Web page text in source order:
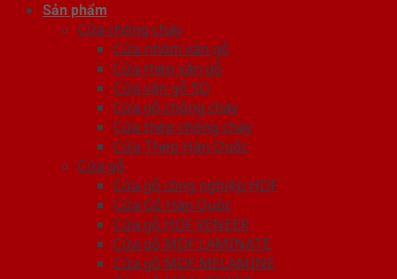
Sản phẩm
Cửa chống cháy
Cửa nhôm vân gỗ
Cửa thép vân gỗ
Cửa vân gỗ 5D
Cửa gỗ chống cháy
Cửa thép chống cháy
Cửa Thép Hàn Quốc
Cửa gỗ
Cửa gỗ công nghiệp HDF
Cửa Gỗ Hàn Quốc
Cửa gỗ HDF VENEER
Cửa gỗ MDF LAMINATE
Cửa gỗ MDF MELAMINE